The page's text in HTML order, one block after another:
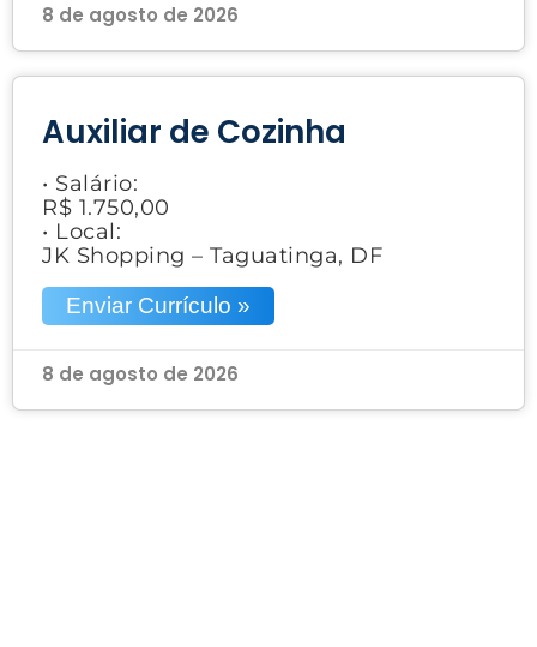
8 de agosto de 2026
Auxiliar de Cozinha
• Salário:
R$ 1.750,00
• Local:
JK Shopping – Taguatinga, DF
Enviar Currículo »
8 de agosto de 2026